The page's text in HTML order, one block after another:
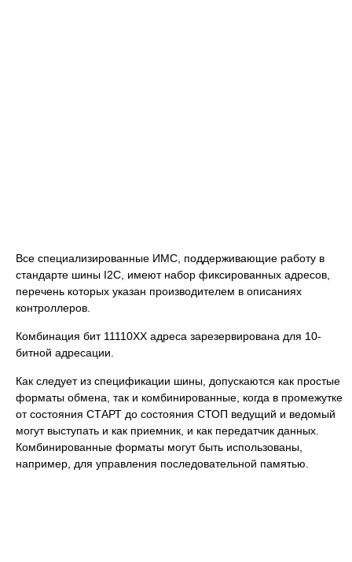
Все специализированные ИМС, поддерживающие работу в
стандарте шины I2C, имеют набор фиксированных адресов,
перечень которых указан производителем в описаниях
контроллеров.
Комбинация бит 11110ХХ адреса зарезервирована для 10-
битной адресации.
Как следует из спецификации шины, допускаются как простые
форматы обмена, так и комбинированные, когда в промежутке
от состояния СТАРТ до состояния СТОП ведущий и ведомый
могут выступать и как приемник, и как передатчик данных.
Комбинированные форматы могут быть использованы,
например, для управления последовательной памятью.